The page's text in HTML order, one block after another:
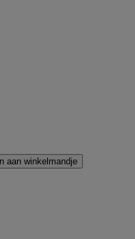
aan winkelmandje